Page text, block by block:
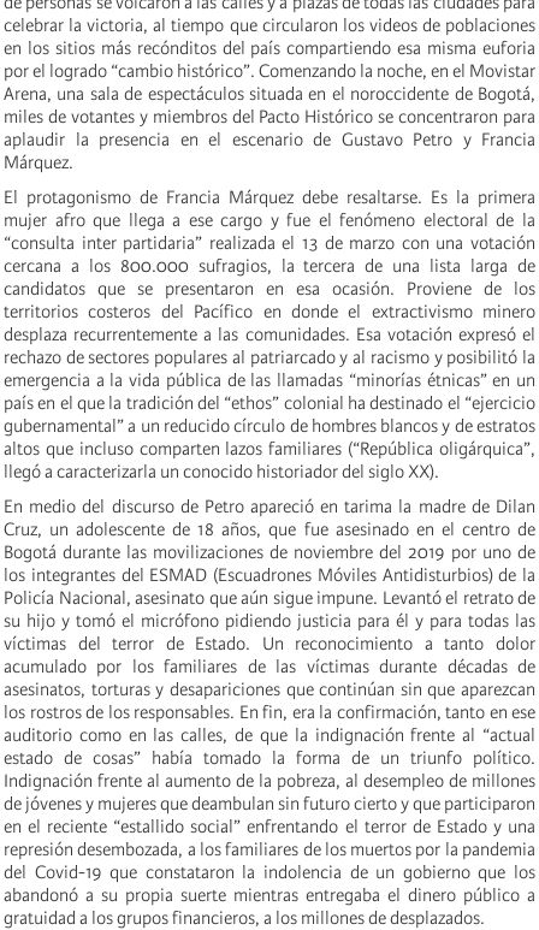
celebrar la victoria, al tiempo que circularon los videos de poblaciones
en los sitios más recónditos del país compartiendo esa misma euforia
por el logrado “cambio histórico”. Comenzando la noche, en el Movistar
Arena, una sala de espectáculos situada en el noroccidente de Bogotá,
miles de votantes y miembros del Pacto Histórico se concentraron para
aplaudir la presencia en el escenario de Gustavo Petro y Francia
Márquez.
El protagonismo de Francia Márquez debe resaltarse. Es la primera
mujer afro que llega a ese cargo y fue el fenómeno electoral de la
“consulta inter partidaria” realizada el 13 de marzo con una votación
cercana a los 800.000 sufragios, la tercera de una lista larga de
candidatos que se presentaron en esa ocasión. Proviene de los
territorios costeros del Pacífico en donde el extractivismo minero
desplaza recurrentemente a las comunidades. Esa votación expresó el
rechazo de sectores populares al patriarcado y al racismo y posibilitó la
emergencia a la vida pública de las llamadas “minorías étnicas” en un
país en el que la tradición del “ethos” colonial ha destinado el “ejercicio
gubernamental” a un reducido círculo de hombres blancos y de estratos
altos que incluso comparten lazos familiares (“República oligárquica”,
llegó a caracterizarla un conocido historiador del siglo XX).
En medio del discurso de Petro apareció en tarima la madre de Dilan
Cruz, un adolescente de 18 años, que fue asesinado en el centro de
Bogotá durante las movilizaciones de noviembre del 2019 por uno de
los integrantes del ESMAD (Escuadrones Móviles Antidisturbios) de la
Policía Nacional, asesinato que aún sigue impune. Levantó el retrato de
su hijo y tomó el micrófono pidiendo justicia para él y para todas las
víctimas del terror de Estado. Un reconocimiento a tanto dolor
acumulado por los familiares de las víctimas durante décadas de
asesinatos, torturas y desapariciones que continúan sin que aparezcan
los rostros de los responsables. En fin, era la confirmación, tanto en ese
auditorio como en las calles, de que la indignación frente al “actual
estado de cosas” había tomado la forma de un triunfo político.
Indignación frente al aumento de la pobreza, al desempleo de millones
de jóvenes y mujeres que deambulan sin futuro cierto y que participaron
en el reciente “estallido social” enfrentando el terror de Estado y una
represión desembozada, a los familiares de los muertos por la pandemia
del Covid-19 que constataron la indolencia de un gobierno que los
abandonó a su propia suerte mientras entregaba el dinero público a
gratuidad a los grupos financieros, a los millones de desplazados.